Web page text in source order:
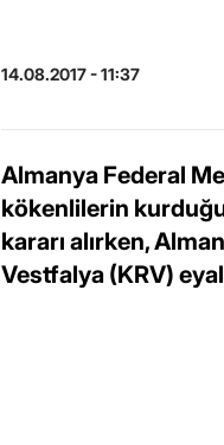
14.08.2017 - 11:37
Almanya Federal
kökenlilerin
kararı alırken,
Vestfalya (KRV)